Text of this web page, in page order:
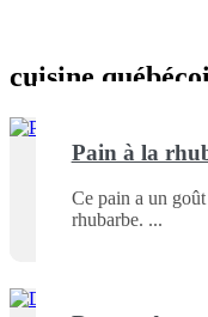
cuisine
Pain à la
Ce pain a un
rhubarbe.